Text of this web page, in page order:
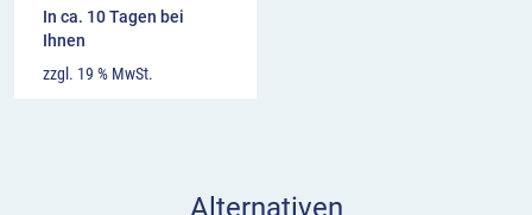
In ca. 10 Tagen bei
Ihnen
zzgl. 19 % MwSt.
Alternativen